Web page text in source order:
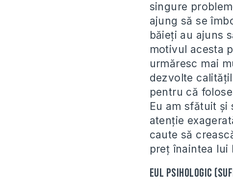
singure
ajung să se
băieţi au ajuns
motivul acesta
urmăresc mai
dezvolte
pentru că
Eu am sfătuit
atenţie
caute să
preţ înaintea lui
Eul psihologic